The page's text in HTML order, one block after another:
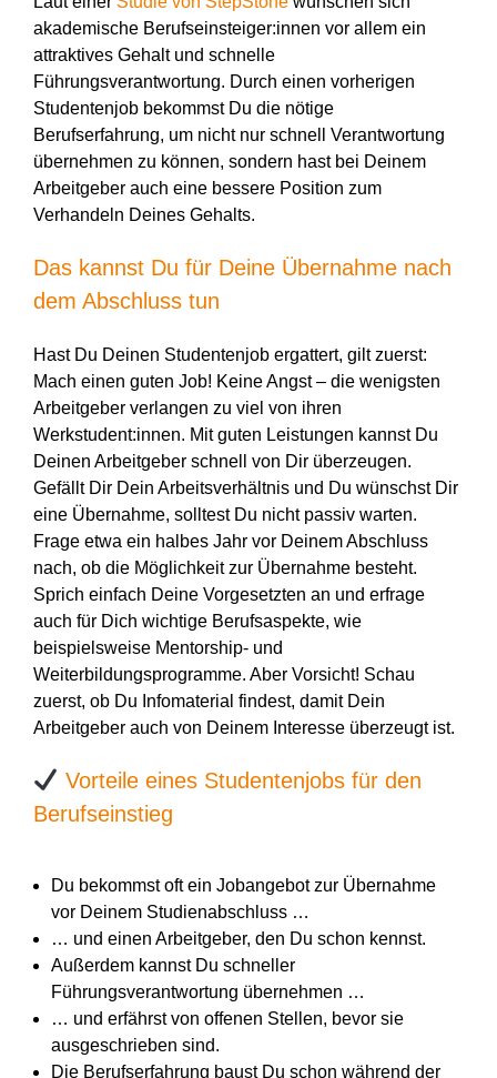
akademische Berufseinsteiger:innen vor allem ein
attraktives Gehalt und schnelle
Führungsverantwortung. Durch einen vorherigen
Studentenjob bekommst Du die nötige
Berufserfahrung, um nicht nur schnell Verantwortung
übernehmen zu können, sondern hast bei Deinem
Arbeitgeber auch eine bessere Position zum
Verhandeln Deines Gehalts.
Das kannst Du für Deine Übernahme nach
dem Abschluss tun
Hast Du Deinen Studentenjob ergattert, gilt zuerst:
Mach einen guten Job! Keine Angst – die wenigsten
Arbeitgeber verlangen zu viel von ihren
Werkstudent:innen. Mit guten Leistungen kannst Du
Deinen Arbeitgeber schnell von Dir überzeugen.
Gefällt Dir Dein Arbeitsverhältnis und Du wünschst Dir
eine Übernahme, solltest Du nicht passiv warten.
Frage etwa ein halbes Jahr vor Deinem Abschluss
nach, ob die Möglichkeit zur Übernahme besteht.
Sprich einfach Deine Vorgesetzten an und erfrage
auch für Dich wichtige Berufsaspekte, wie
beispielsweise Mentorship- und
Weiterbildungsprogramme. Aber Vorsicht! Schau
zuerst, ob Du Infomaterial findest, damit Dein
Arbeitgeber auch von Deinem Interesse überzeugt ist.
Vorteile eines Studentenjobs für den
Berufseinstieg
Du bekommst oft ein Jobangebot zur Übernahme
vor Deinem Studienabschluss …
… und einen Arbeitgeber, den Du schon kennst.
Außerdem kannst Du schneller
Führungsverantwortung übernehmen …
… und erfährst von offenen Stellen, bevor sie
ausgeschrieben sind.
Die Berufserfahrung baust Du schon während der